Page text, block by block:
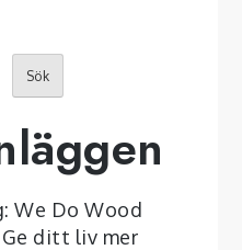
Sök
We Do Wood
Ge ditt liv mer